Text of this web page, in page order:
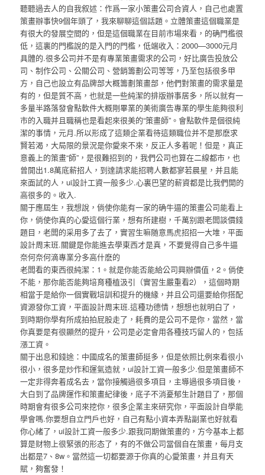
聽聽過去人的自我叙述：作爲一家小策畫公司合資人，自己也處置
策畫辦事快9個年頭了，我來聊聊這個話題。立體策畫這個職業是
有很大的發展空間的，但是這個職業在目前市場來看，的确門檻很
低，這裏的門檻說的是入門的門檻，低端收入：2000—3000元月
具體的.很多公司并不是有專業策畫需求的公司，好比廣告投放公
司、制作公司、公關公司、營銷籌劃公司等等，乃至包括很多甲
方，自己也設立有品牌部大概籌劃策畫部，他們對策畫的需求量是
有的，但是質不高，也就是一些純潔的排版辦事居多，所以就有一
多量半路落發會點軟件大概剛畢業的美術廣告專業的學生能夠很利
市的入職并且職稱也是看起來很美的“策畫師”。會點軟件是個很純
潔的事情，元月.所以形成了這類企業看待這類職位并不是那麽求
賢若渴，大局限的景況是你愛來不來，反正人多着呢！但是，真正
意義上的策畫“師”，是很難招到的，我們公司也算在二線都市，也
曾開出1.8萬底薪招人，到達請求能招聘人數都寥若晨星，并且能
來面試的人，ui設計工資一般多少.心裏巴望的薪資都是比我們開的
高很多的。收入.
關于應屆生，我想說，倘使你能有一家的确牛逼的策畫公司能看上
你，倘使你真的心愛這個行業，想有所建樹，千萬别跟老闆談價錢
題目，老闆的采用多了去了，實習生嘛随意馬虎招招一大堆，平面
設計周末班.關鍵是你能進去學東西才是真，不要覺得自己多牛逼
奈何奈何滴專業分多高什麽的
老闆看的東西很純潔：1。就是你能否能給公司興辦價值，2。倘使
不能，那你能否能夠培育種植汲引（實習生嚴重看2），這個時期
相當于是給你一個實戰培訓和提升的機緣，并且公司還要給你搭配
資源發你工資，平面設計周末班.這種功德情，想想也就明白了，
到時期你學有所成拍拍屁股走了，耗費的是公司不是你，當然，當
你真要是有很顯然的提升，公司是必定會用各種技巧留人的，包括
漲工資。
關于出息和錢途：中國成名的策畫師挺多，但是依照比例來看很小
很小，很多是炒作和運氣造就，ui設計工資一般多少.但是策畫師不
一定非得奔着成名去，當你接觸過很多項目，主導過很多項目後，
大白到了品牌運作和策畫紀律後，底子不消憂郁生計題目了，那個
時期會有很多公司來挖你，很多企業主來研究你，平面設計自學能
學會嗎.你要想自立門戶也好，自己有點小資本弄點副業也好就看
你心緒了，ui設計工資一般多少.跟我同期做策畫的，方今基本上都
算是财物上很緊張的形态了，有的不做公司當個自在策畫，每月支
出都是7、8w。當然這一切都要源于你真的心愛策畫，并且有天
賦，夠奮發！